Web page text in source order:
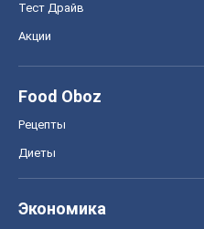
Тест Драйв
Акции
Food Oboz
Рецепты
Диеты
Экономика